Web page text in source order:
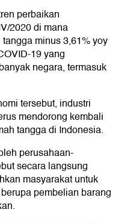
perbaikan
2020 di mana
minus 3,61% yoy
19 yang
negara, termasuk
tersebut, industri
mendorong kembali
tangga di Indonesia.
perusahaan-
secara langsung
masyarakat untuk
pembelian barang